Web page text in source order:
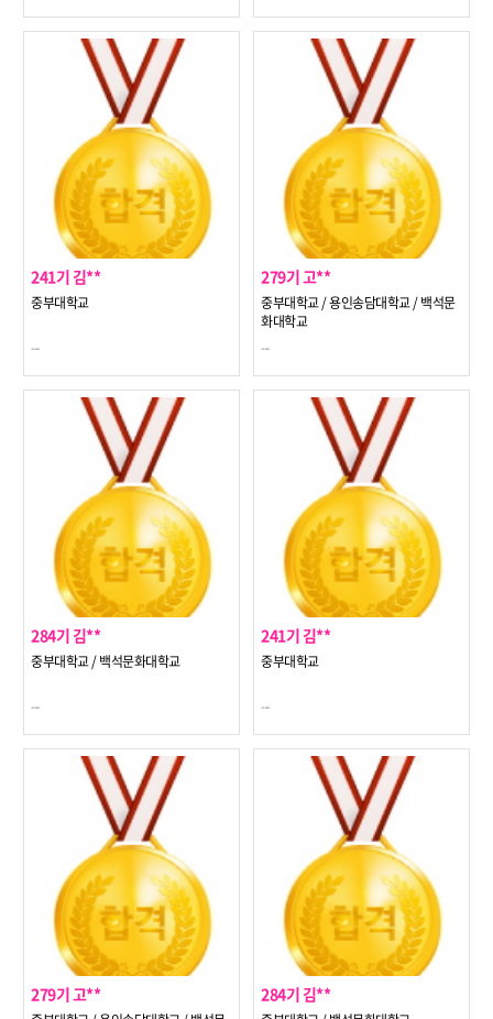
241기 김**
중부대학교
---
279기 고**
중부대학교 / 용인송담대학교 / 백석문
화대학교
---
284기 김**
중부대학교 / 백석문화대학교
---
241기 김**
중부대학교
---
279기 고** 284기 김**